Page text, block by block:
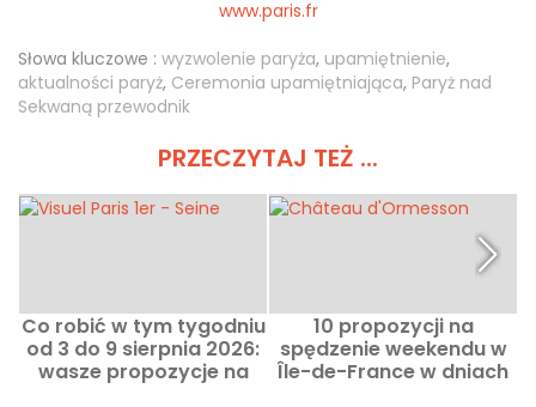
www.paris.fr
Słowa kluczowe : wyzwolenie paryża, upamiętnienie,
aktualności paryż, Ceremonia upamiętniająca, Paryż nad
Sekwaną przewodnik
PRZECZYTAJ TEŻ ...
Co robić w tym tygodniu
od 3 do 9 sierpnia 2026:
wasze propozycje na
10 propozycji na
spędzenie weekendu w
Île-de-France w dniach